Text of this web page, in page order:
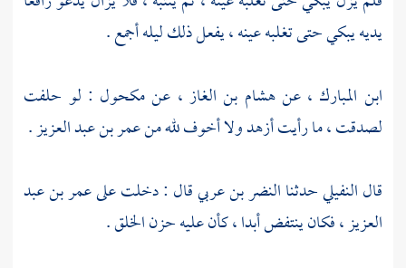
يديه يبكي حتى تغلبه عينه ، يفعل ذلك ليله أجمع .
ابن المبارك ، عنهشام بن الغاز ، عنمكحول : لو حلفت
لصدقت ، ما رأيت أزهد ولا أخوف لله منعمر بن عبد العزيز.
قالالنفيليحدثناالنضر بن عربيقال : دخلت علىعمر بن عبد
العزيز، فكان ينتفض أبدا ، كأن عليه حزن الخلق .